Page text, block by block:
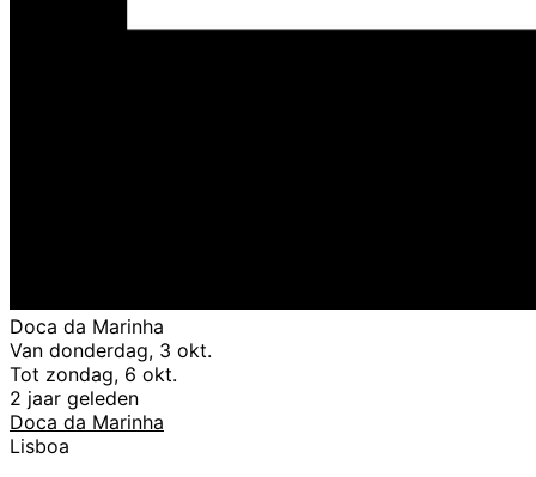
Doca da Marinha
Van donderdag, 3 okt.
Tot zondag, 6 okt.
2 jaar geleden
Doca da Marinha
Lisboa